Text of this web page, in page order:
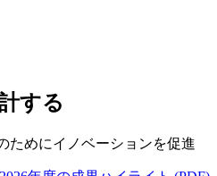
する
ためにイノベーションを促進